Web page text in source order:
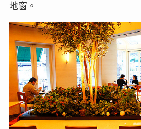
地窗。